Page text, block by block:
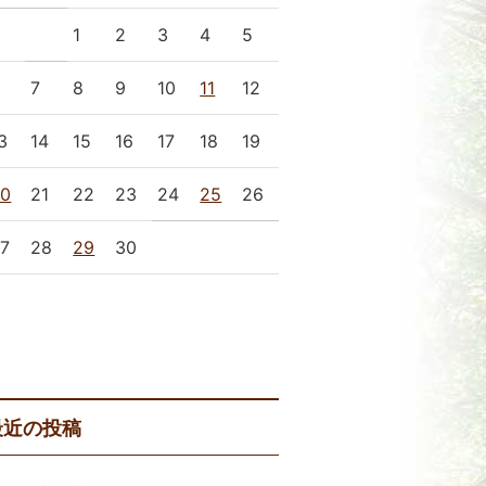
1 2 3 4 5
7 8 9 10 11 12
14 15 16 17 18 19
21 22 23 24 25 26
28 29 30
の投稿